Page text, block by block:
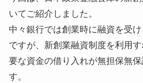
いてご紹介しました。
中々銀行では創業時に融資を受
ですが、新創業融資制度を利用
要な資金の借り入れが無担保無保
す。